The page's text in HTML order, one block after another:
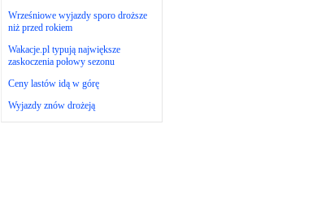
Wrześniowe wyjazdy sporo droższe
niż przed rokiem
Wakacje.pl typują największe
zaskoczenia połowy sezonu
Ceny lastów idą w górę
Wyjazdy znów drożeją